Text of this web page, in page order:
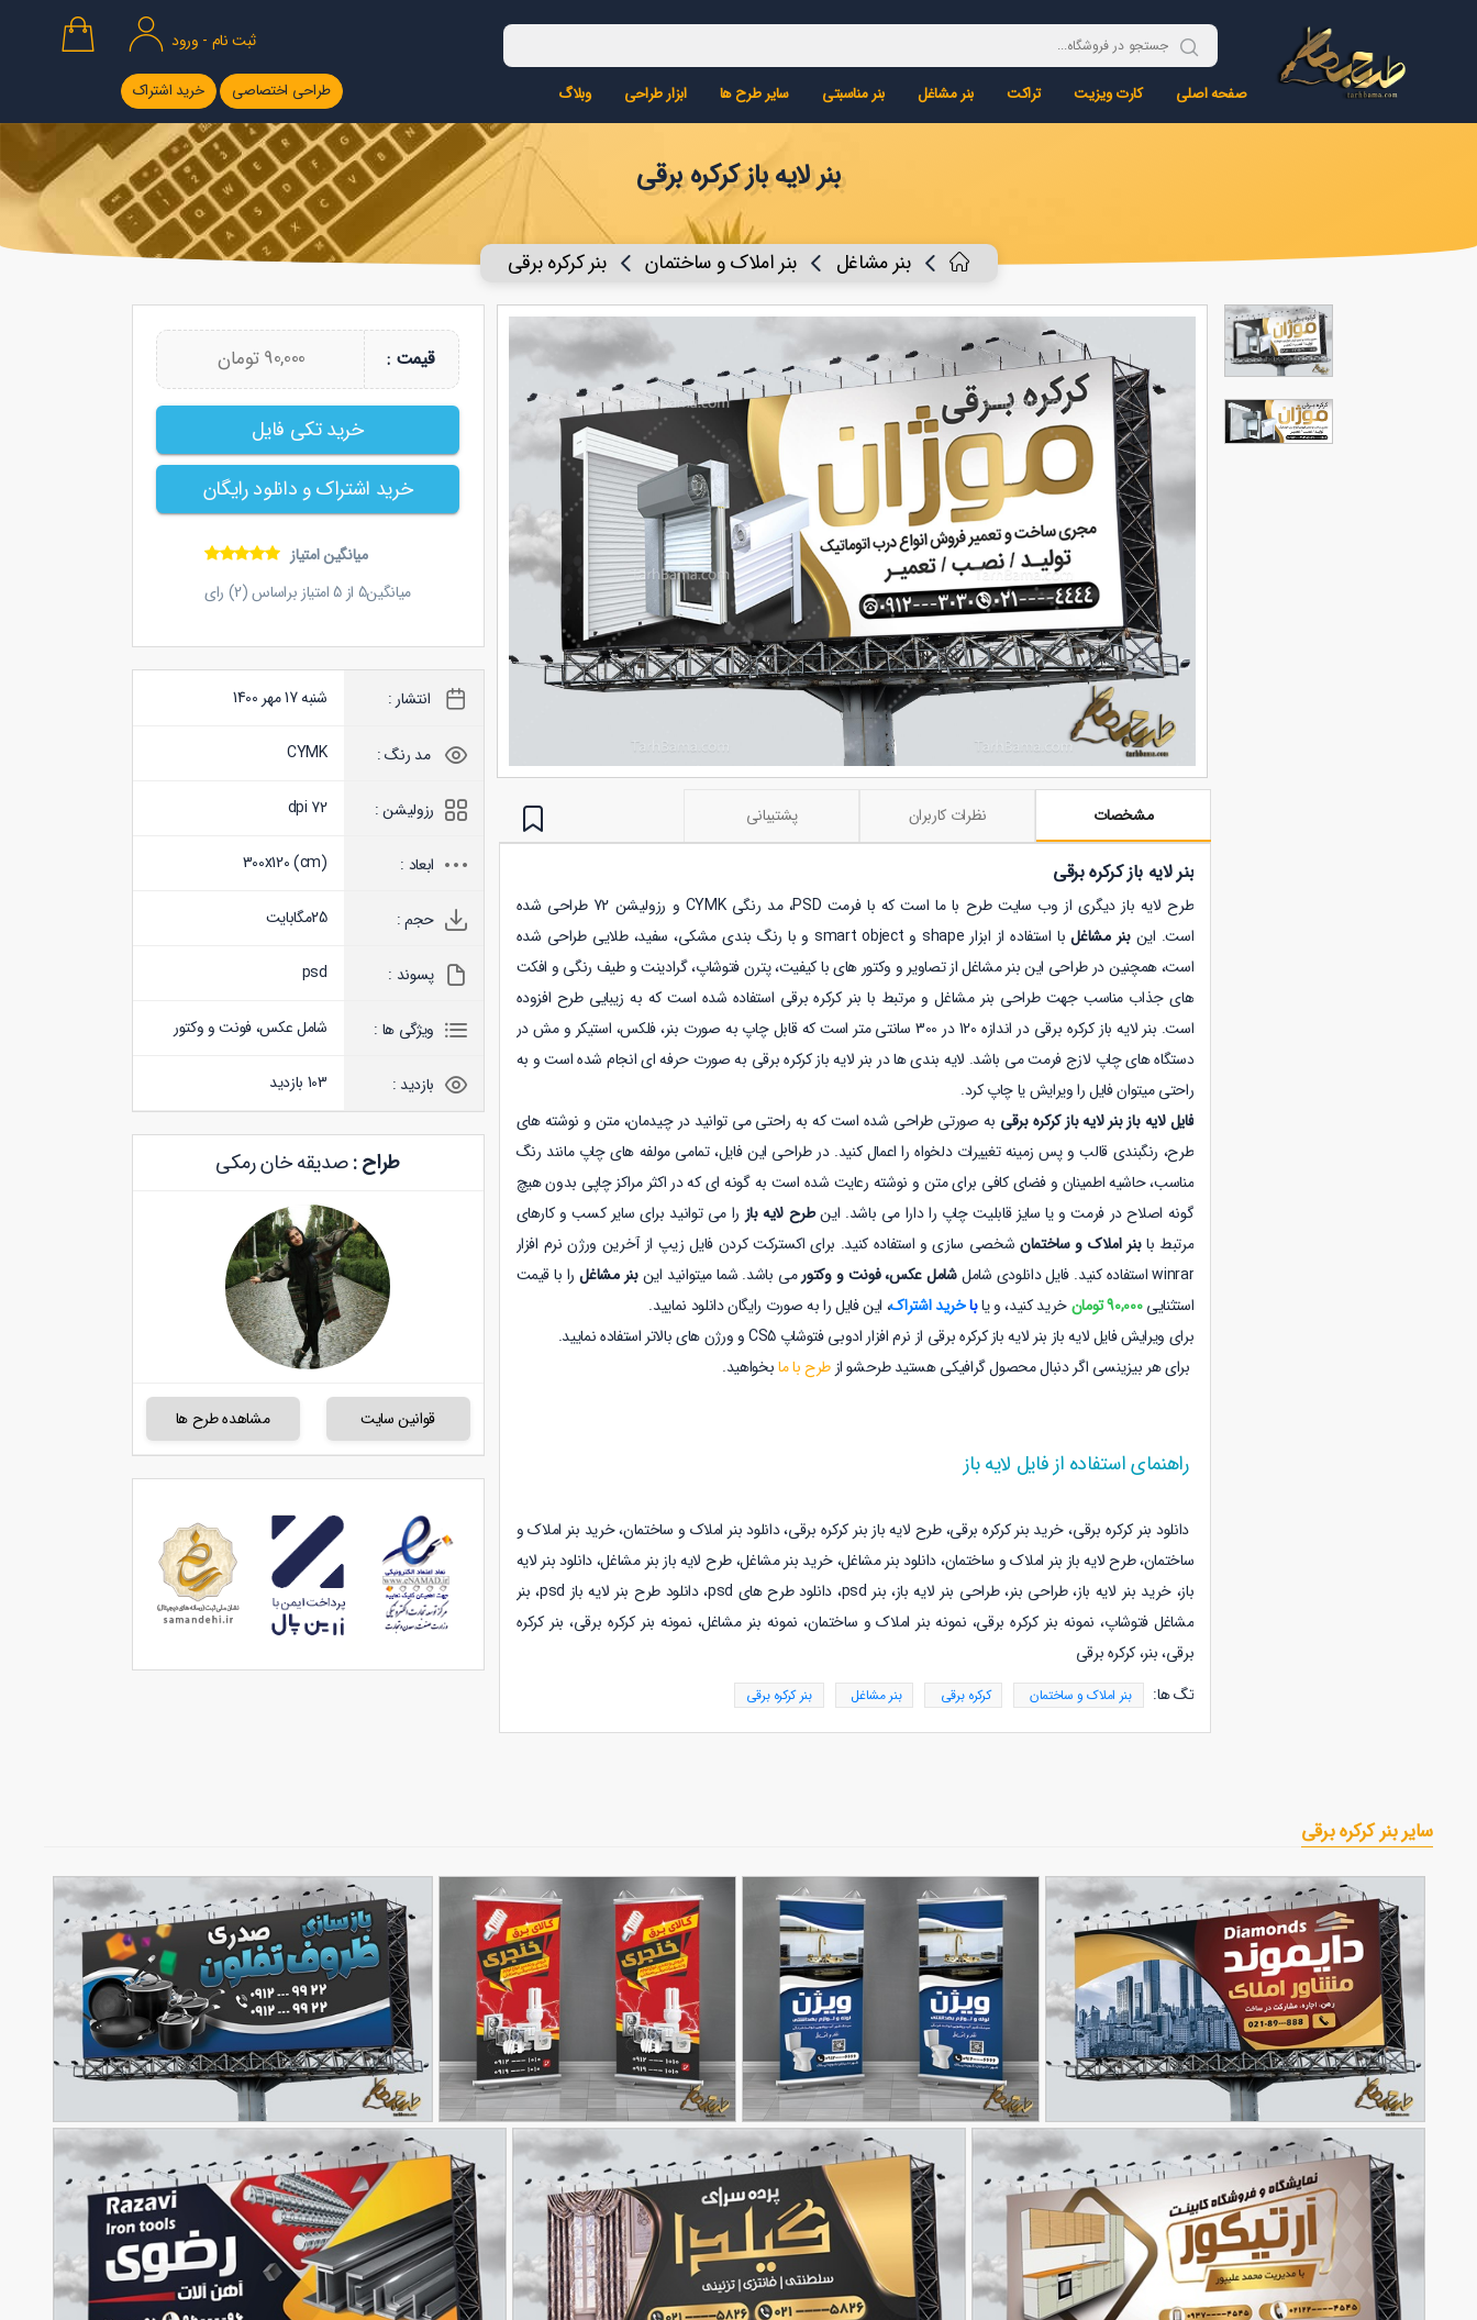
ثبت نام - ورود
صفحه اصلی کارت ویزیت تراکت بنر مشاغل بنر مناسبتی سایر طرح ها ابزار طراحی وبلاگ طراحی اختصاصی خرید اشتراک
بنر لایه باز کرکره برقی
بنر مشاغل بنر املاک و ساختمان بنر کرکره برقی
مشخصات نظرات کاربران پشتیبانی
بنر لایه باز کرکره برقی
طرح لایه باز دیگری از وب سایت طرح با ما است که با فرمت PSD، مد رنگی CYMK و رزولیشن 72 طراحی شده
است. اینبنر مشاغل
با استفاده از ابزار shape و smart object و با رنگ بندی مشکی، سفید، طلایی طراحی شده
است، همچنین در طراحی این بنر مشاغل از تصاویر و وکتور های با کیفیت، پترن فتوشاپ، گرادینت و طیف رنگی و افکت
های جذاب مناسب جهت طراحی بنر مشاغل و مرتبط با بنر کرکره برقی استفاده شده است که به زیبایی طرح افزوده
است. بنر لایه باز کرکره برقی در اندازه 120 در 300 سانتی متر است که قابل چاپ به صورت بنر، فلکس، استیکر و مش در
دستگاه های چاپ لازج فرمت می باشد. لایه بندی ها در بنر لایه باز کرکره برقی به صورت حرفه ای انجام شده است و به
راحتی میتوان فایل را ویرایش یا چاپ کرد.
فایل لایه باز بنر لایه باز کرکره برقی به صورتی طراحی شده است که به راحتی می توانید در چیدمان، متن و نوشته های
طرح، رنگبندی قالب و پس زمینه تغییرات دلخواه را اعمال کنید. در طراحی این فایل، تمامی مولفه های چاپ مانند رنگ
مناسب، حاشیه اطمینان و فضای کافی برای متن و نوشته رعایت شده است به گونه ای که در اکثر مراکز چاپی بدون هیچ
گونه اصلاح در فرمت و یا سایز قابلیت چاپ را دارا می باشد. اینطرح لایه باز را می توانید برای سایر کسب و کارهای
مرتبط بابنر املاک و ساختمان شخصی سازی و استفاده کنید. برای اکسترکت کردن فایل زیپ از آخرین ورژن نرم افزار
winrar استفاده کنید. فایل دانلودی شامل
شامل عکس، فونت و وکتورمی باشد. شما میتوانید اینبنر مشاغل را با قیمت
استثنایی90,000 تومان خرید کنید، و یاباخرید اشتراک، این فایل را به صورت رایگان دانلود نمایید.
برای ویرایش فایل لایه باز بنر لایه باز کرکره برقی از نرم افزار ادوبی فتوشاپ CS5 و ورژن های بالاتر استفاده نمایید.
برای هر بیزینسی اگر دنبال محصول گرافیکی هستید طرحشو از طرح با مابخواهید.
راهنمای استفاده از فایل لایه باز
دانلود بنر کرکره برقی، خرید بنر کرکره برقی، طرح لایه باز بنر کرکره برقی،دانلودبنر املاک و ساختمان، خرید بنر املاک و
ساختمان، طرح لایه باز بنر املاک و ساختمان،دانلودبنر مشاغل، خرید بنر مشاغل، طرح لایه باز بنر مشاغل، دانلود بنر لایه
باز، خرید بنر لایه باز، طراحی بنر، طراحی بنر
لایه باز، بنر psd، دانلود طرح های psd، دانلود طرح بنر لایه باز psd، بنر
مشاغل فتوشاپ،نمونه بنر کرکره برقی، نمونه بنر املاک و ساختمان، نمونه بنر مشاغل، نمونه بنرکرکره برقی، بنرکرکره
برقی، بنر،کرکره برقی
تگ ها:
بنر املاک و ساختمان کرکره برقی بنر مشاغل بنر کرکره برقی
قیمت : 90,000 تومان
خرید تکی فایل
خرید اشتراک و دانلود رایگان
میانگین امتیاز
میانگین5 از 5امتیاز براساس (2) رای
انتشار : شنبه 17 مهر 1400
مد رنگ : CYMK
رزولیشن : 72 dpi
ابعاد : 300x120 (cm)
حجم : 25مگابایت
پسوند : psd
ویژگی ها : شامل عکس، فونت و وکتور
بازدید : 103 بازدید
طراح :صدیقه خان رمکی
قوانین سایت مشاهده طرح ها
سایر بنر کرکره برقی
طرح بنر بنگاه مشاوره املاک تومان
90,000
34
بنر تاسیسات، لوله و لوازم بهداشتی
به صورت استند
تومان
26
طرح بنر مغازه کالای برق تومان
29
بنر بازسازی ظروف تفلون با قابلیت تغییر در
فتوشاپ
تومان
90,000